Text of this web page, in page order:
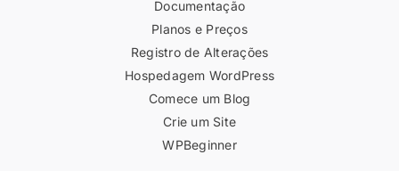
Documentação
Planos e Preços
Registro de Alterações
Hospedagem WordPress
Comece um Blog
Crie um Site
WPBeginner